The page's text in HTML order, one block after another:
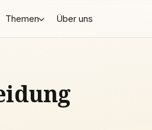
Themen Über uns